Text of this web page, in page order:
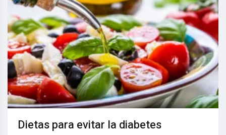
Dietas para evitar la diabetes